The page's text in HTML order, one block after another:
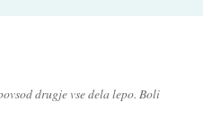
drugje vse dela lepo. Boli